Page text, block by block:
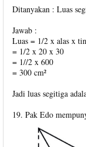
Ditanyakan : Luas
Jawab :
Luas = 1/2 x alas x
= 1/2 x 20 x 30
= 1//2 x 600
= 300 cm²
Jadi luas segitiga
19. Pak Edo